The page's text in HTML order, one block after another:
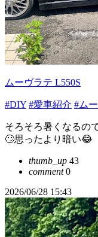
ムーヴラテ L550S
#DIY #愛車紹介 #ム
そろそろ暑くなるの
🙄思ったより暗い😂
thumb_up 43
comment0
2026/06/28 15:43